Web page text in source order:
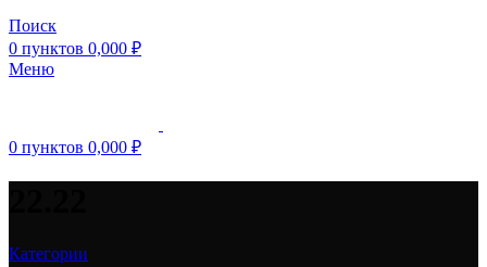
Поиск
0 пунктов 0,000 ₽
Меню
0 пунктов 0,000 ₽
Категории